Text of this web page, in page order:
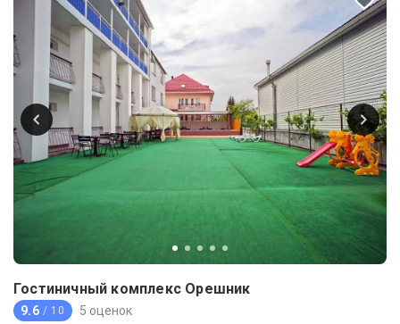
Гостиничный комплекс Орешник
9.6 / 10 5 оценок